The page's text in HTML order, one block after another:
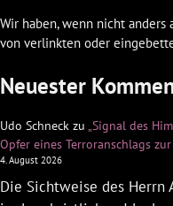
Wir haben, wenn nicht
von verlinkten oder
Neuester
Udo Schneck zu „Signal des
Opfer eines Terroranschlags
4. August 2026
Die Sichtweise des